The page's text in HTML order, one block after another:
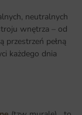
neutralnych
wnętrza – od
przestrzeń pełną
każdego dnia